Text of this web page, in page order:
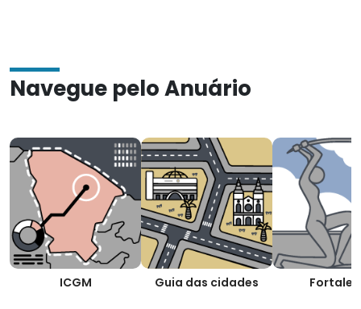
Navegue pelo Anuário
ICGM Guia das cidades